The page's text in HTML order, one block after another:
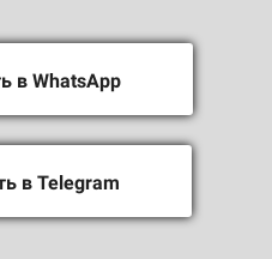
в WhatsApp
в Telegram